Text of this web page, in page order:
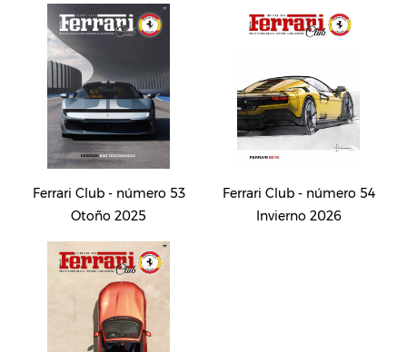
Ferrari Club - número 53
Otoño 2025
Ferrari Club - número 54
Invierno 2026